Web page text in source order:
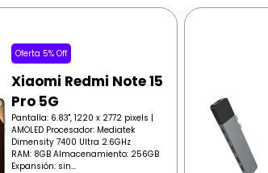
Oferta 5% Off
Xiaomi Redmi Note 15
Pro 5G
Pantalla: 6.83", 1220 x 2772 pixels |
AMOLED Procesador: Mediatek
Dimensity 7400 Ultra 2.6GHz
RAM: 8GB Almacenamiento: 256GB
Expansión: sin...